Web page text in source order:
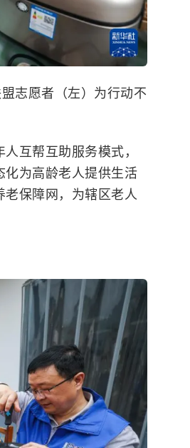
志愿者（左）为行动不
互帮互助服务模式，
为高龄老人提供生活
保障网，为辖区老人